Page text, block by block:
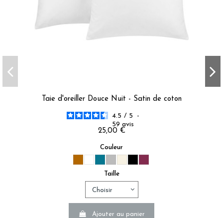
Taie d'oreiller Douce Nuit - Satin de coton
4.5 / 5
-
59 avis
25,00 €
Couleur
Taille
Ajouter au panier